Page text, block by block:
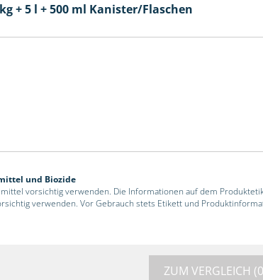
+ 5 l + 500 ml Kanister/Flaschen
und Biozide
vorsichtig verwenden. Die Informationen auf dem
verwenden. Vor Gebrauch stets Etikett und
ZUM VERGLEICH